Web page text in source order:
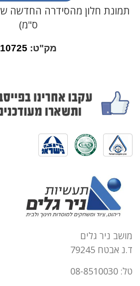
ס"מ)
מק"ט: 10725
מושב ניר גלים
ד.נ אבטח 79245
טל: 08-8510030